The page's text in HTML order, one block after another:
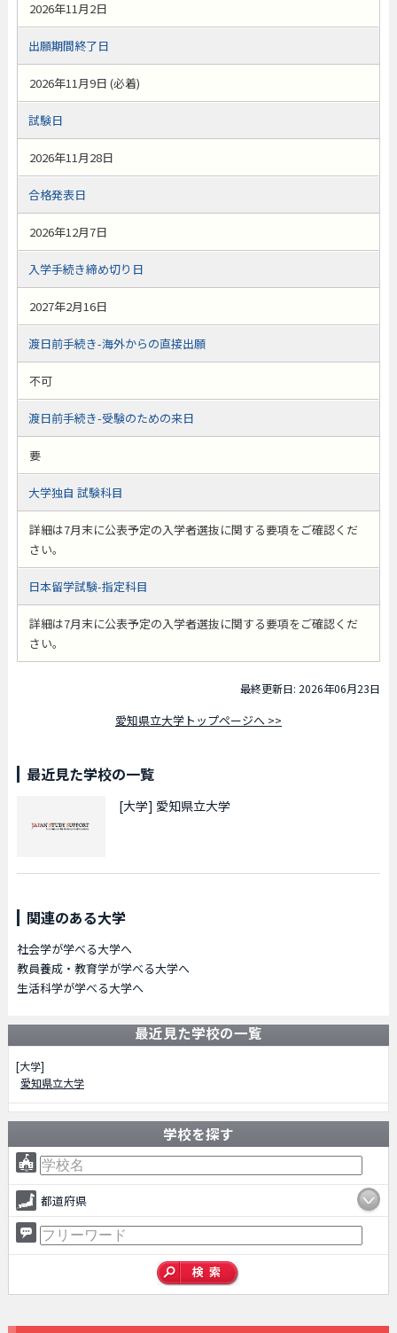
2026年11月2日
出願期間終了日
2026年11月9日 (必着)
試験日
2026年11月28日
合格発表日
2026年12月7日
入学手続き締め切り日
2027年2月16日
渡日前手続き-海外からの直接出願
不可
渡日前手続き-受験のための来日
要
大学独自 試験科目
詳細は7月末に公表予定の入学者選抜に関する要項をご確認くだ
さい。
日本留学試験-指定科目
詳細は7月末に公表予定の入学者選抜に関する要項をご確認くだ
さい。
最終更新日: 2026年06月23日
愛知県立大学トップページへ >>
最近見た学校の一覧
[大学] 愛知県立大学
関連のある大学
社会学が学べる大学へ
教員養成・教育学が学べる大学へ
生活科学が学べる大学へ
最近見た学校の一覧
[大学]
愛知県立大学
学校を探す
都道府県